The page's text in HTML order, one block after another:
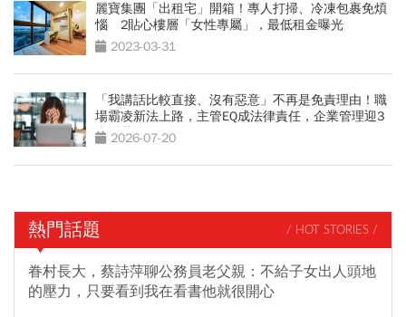
麗寶集團「出租宅」開箱！專人打掃、冷凍包裹免煩
惱 2貼心樓層「女性專屬」，最低租金曝光
2023-03-31
「我講話比較直接、沒有惡意」不再是免責理由！職
場霸凌新法上路，主管EQ成法律責任，企業管理迎3
大變革
2026-07-20
熱門話題 / HOT STORIES /
眷村長大，蔡詩萍聊公務員老父親：不給子女出人頭地
的壓力，只要看到我在看書他就很開心